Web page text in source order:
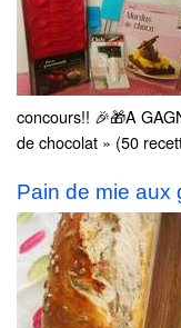
concours!! 🎉🎁A
de chocolat » (50
Pain de mie aux